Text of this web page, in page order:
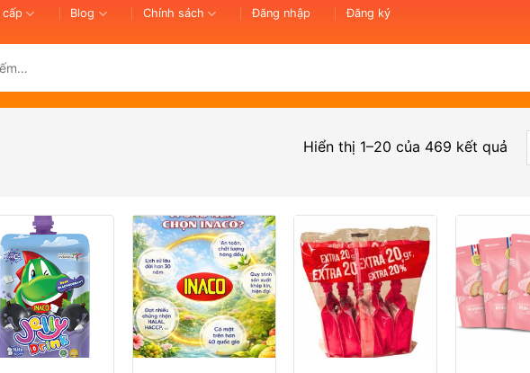
cấp Blog Chính sách Đăng nhập Đăng ký
Hiển thị 1–20 của 469 kết quả